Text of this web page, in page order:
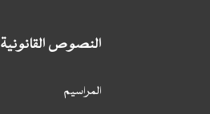
النصوص القانونية
المراسيم